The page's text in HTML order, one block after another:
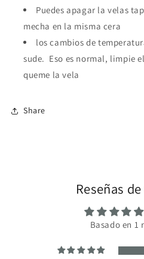
Puedes apagar la velas
mecha en la misma cera
los cambios de
sude. Eso es normal, limpie
queme la vela
Share
Reseñas
Basado en 1